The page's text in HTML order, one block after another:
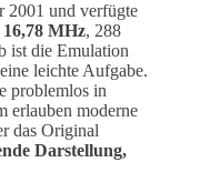
2001 und verfügte
MHz, 288
die Emulation
leichte Aufgabe.
problemlos in
erlauben moderne
das Original
Darstellung,